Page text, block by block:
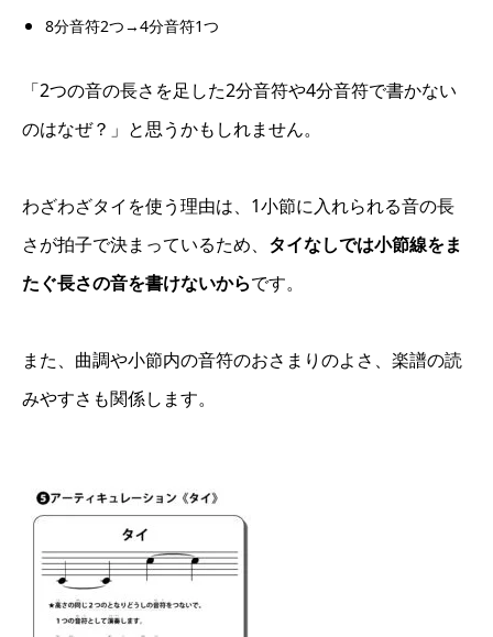
8分音符2つ→4分音符1つ
「2つの音の長さを足した2分音符や4分音符で書かない
のはなぜ？」と思うかもしれません。
わざわざタイを使う理由は、1小節に入れられる音の長
さが拍子で決まっているため、 タイなしでは小節線をま
たぐ長さの音を書けないからです。
また、曲調や小節内の音符のおさまりのよさ、楽譜の読
みやすさも関係します。